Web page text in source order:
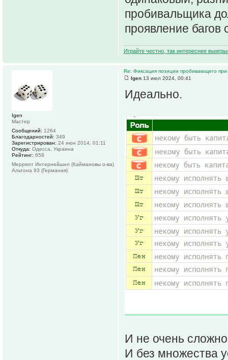
пробивальщика
проявление
Играйте честно, так интереснее
Re: Фиксация позиции пробивающего
Igen 13 июл 2024, 00:41
Идеально.
И не очень
И без множества
Igen
Мастер
Сообщений: 1264
Благодарностей: 349
Зарегистрирован: 24 июн 2014, 01:11
Откуда: Одесса, Украина
Рейтинг: 658
Мерриот Интернейшнл (Каймановы о-ва)
Альтона 93 (Германия)